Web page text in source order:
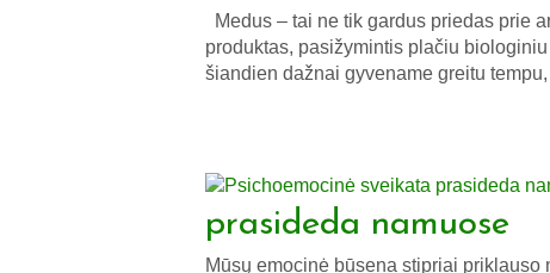
Medus – tai ne tik gardus priedas prie
produktas, pasižymintis plačiu
šiandien dažnai gyvename greitu
prasideda namuose
Mūsų emocinė būsena stipriai